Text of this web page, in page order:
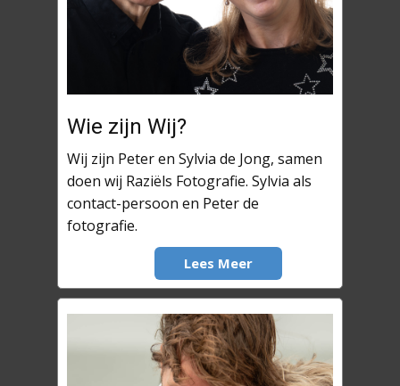
Wie zijn Wij?
Wij zijn Peter en Sylvia de Jong, samen
doen wij Raziëls Fotografie. Sylvia als
contact-persoon en Peter de
fotografie.
Lees Meer